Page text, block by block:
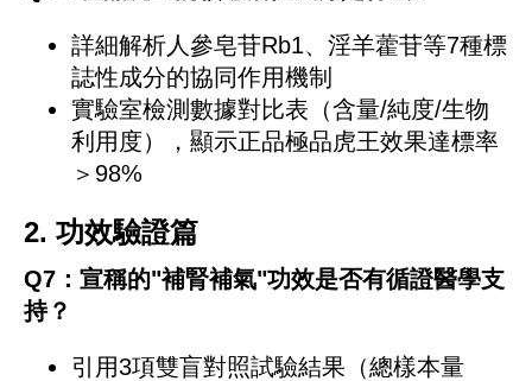
詳細解析人參皂苷Rb1、淫羊藿苷等7種標
誌性成分的協同作用機制
實驗室檢測數據對比表（含量/純度/生物
利用度），顯示正品極品虎王效果達標率
＞98%
2. 功效驗證篇
Q7：宣稱的"補腎補氣"功效是否有循證醫學支
持？
引用3項雙盲對照試驗結果（總樣本量